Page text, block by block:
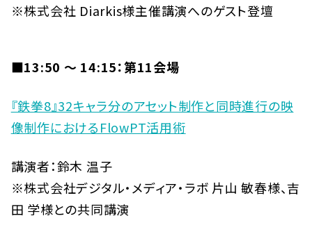
※株式会社 Diarkis様主催講演へのゲスト登壇
■13:50 〜 14:15：第11会場
『鉄拳8』32キャラ分のアセット制作と同時進行の映
像制作におけるFlowPT活用術
講演者：鈴木 温子
※株式会社デジタル・メディア・ラボ 片山 敏春様、吉
田 学様との共同講演